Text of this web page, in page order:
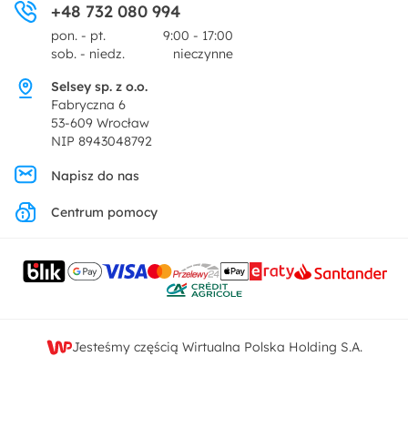
Dekoracje i akcesoria
Promocje
Zwroty
Pytania i odpowiedzi
Centrum prasowe
Regulamin
Polityka prywatności
Ustawienia prywatności
Kontakt
+48 732 080 994
pon. - pt.
9:00 - 17:00
sob. - niedz.
nieczynne
Selsey sp. z o.o.
Fabryczna 6
53-609 Wrocław
NIP 8943048792
Napisz do nas
Centrum pomocy
Jesteśmy częścią Wirtualna Polska Holding S.A.